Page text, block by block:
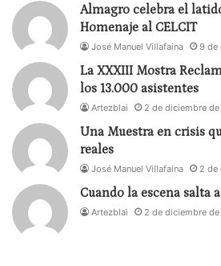
Almagro celebra el
Homenaje al CELCIT
José Manuel Villafaina 9 de
La XXXIII Mostra
los 13.000 asistentes
Artezblai 2 de diciembre
Una Muestra en crisis
reales
José Manuel Villafaina 2 de
Cuando la escena salta
Artezblai 2 de diciembre